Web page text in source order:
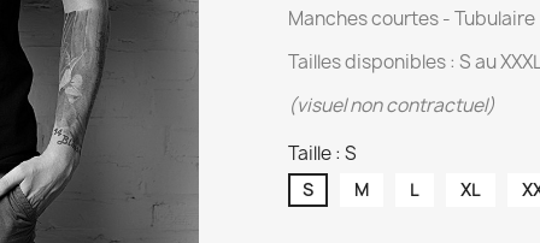
Manches courtes - Tubulaire
Tailles disponibles : S au
(visuel non contractuel)
Taille : S
S M L XL